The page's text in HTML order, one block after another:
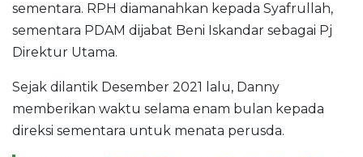
sementara. RPH diamanahkan kepada Syafrullah,
sementara PDAM dijabat Beni Iskandar sebagai Pj
Direktur Utama.
Sejak dilantik Desember 2021 lalu, Danny
memberikan waktu selama enam bulan kepada
direksi sementara untuk menata perusda.